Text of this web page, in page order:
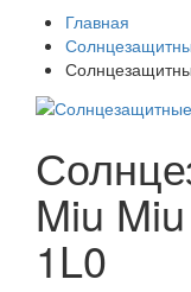
Главная
Miu
1L0